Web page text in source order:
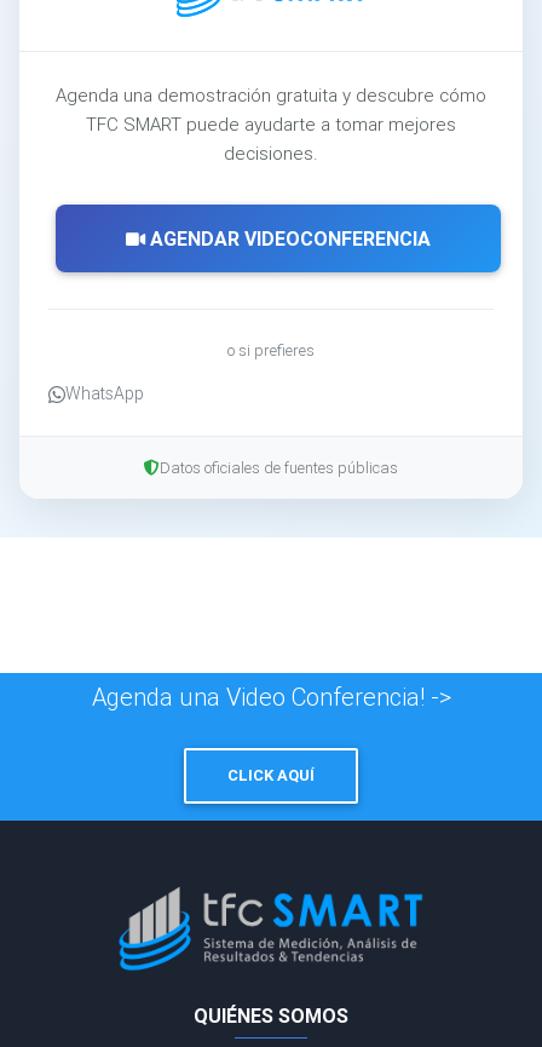
Agenda una demostración gratuita y descubre cómo
TFC SMART puede ayudarte a tomar mejores
decisiones.
AGENDAR VIDEOCONFERENCIA
o si prefieres
WhatsApp
Datos oficiales de fuentes públicas
Agenda una Video Conferencia! ->
CLICK AQUÍ
QUIÉNES SOMOS